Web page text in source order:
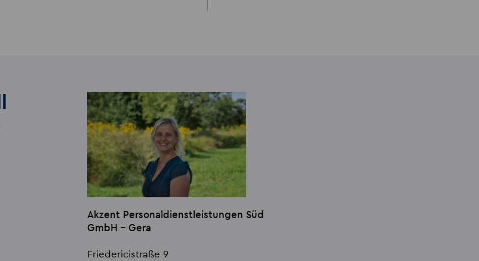
Akzent Personaldienstleistungen Süd
GmbH - Gera
Friedericistraße 9